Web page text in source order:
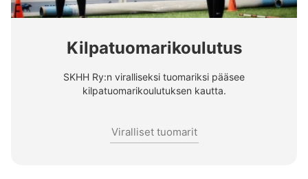
Kilpatuomarikoulutus
SKHH Ry:n viralliseksi tuomariksi pääsee
kilpatuomarikoulutuksen kautta.
Viralliset tuomarit